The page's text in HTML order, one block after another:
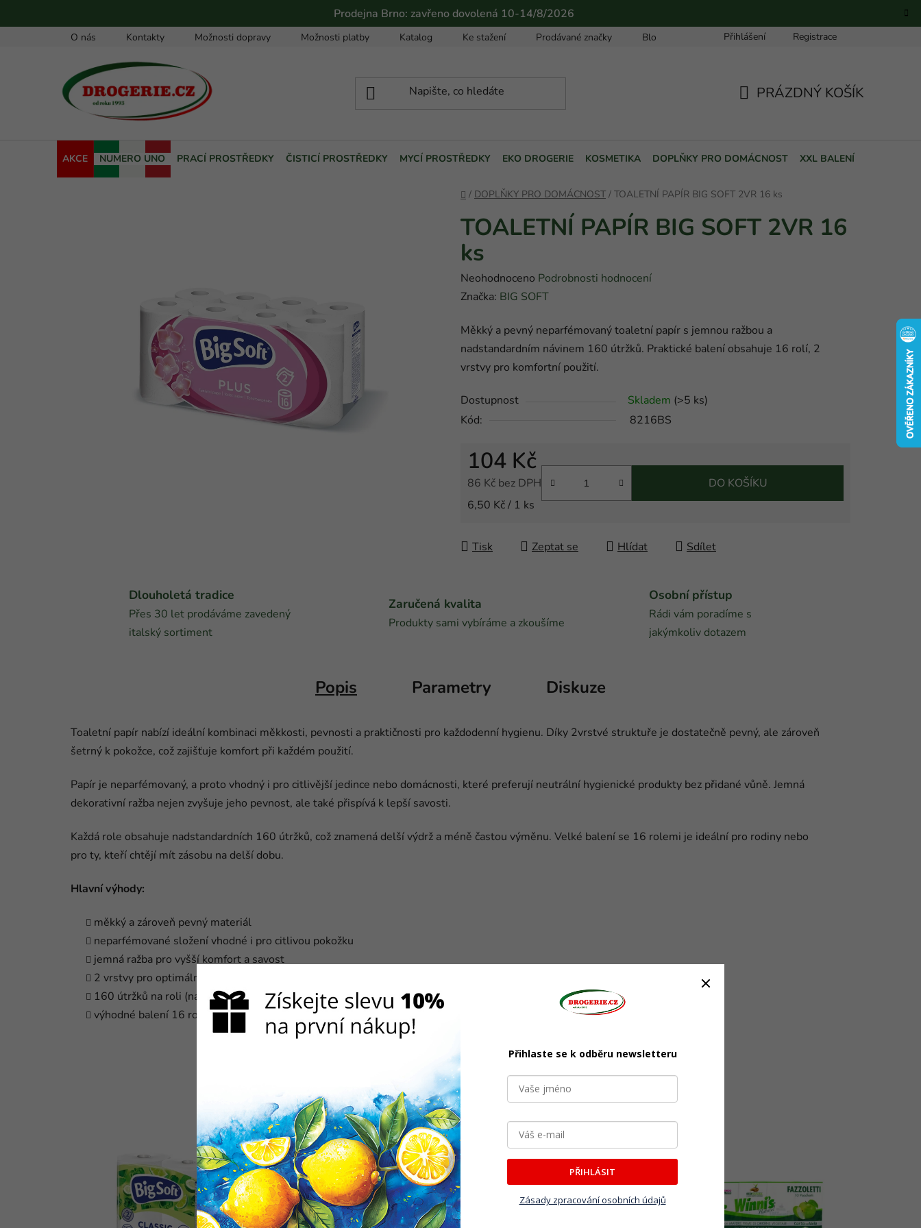
Prodejna Brno: zavřeno dovolená 10-14/8/2026
O nás Kontakty Možnosti dopravy Možnosti platby Katalog Ke stažení Prodávané značky Blog Přihlášení Registrace
PRÁZDNÝ KOŠÍK
AKCE NUMERO UNO PRACÍ PROSTŘEDKY ČISTICÍ PROSTŘEDKY MYCÍ PROSTŘEDKY EKO DROGERIE KOSMETIKA DOPLŇKY PRO DOMÁCNOST XXL BALENÍ
Domů
/ DOPLŇKY PRO DOMÁCNOST / TOALETNÍ PAPÍR BIG SOFT 2VR 16 ks
TOALETNÍ PAPÍR BIG SOFT 2VR 16
ks
Průměrné
hodnocení
je
0,0
z
hvězdiček.
Neohodnoceno Podrobnosti hodnocení
Značka: BIG SOFT
Měkký a pevný neparfémovaný toaletní papír s jemnou ražbou a
nadstandardním návinem 160 útržků. Praktické balení obsahuje 16 rolí, 2
vrstvy pro komfortní použití.
Dostupnost Skladem (>5 ks)
Kód:
8216BS
104 Kč
86 Kč bez DPH
Měrná cena:
6,50 Kč / 1 ks
DO KOŠÍKU
Tisk Zeptat se Hlídat Sdílet
Dlouholetá tradice
Přes 30 let prodáváme zavedený
italský sortiment
Zaručená kvalita
Produkty sami vybíráme a zkoušíme
Osobní přístup
Rádi vám poradíme s
jakýmkoliv dotazem
Popis Parametry Diskuze
Toaletní papír nabízí ideální kombinaci měkkosti, pevnosti a praktičnosti pro každodenní hygienu. Díky 2vrstvé struktuře je dostatečně pevný, ale zároveň
šetrný k pokožce, což zajišťuje komfort při každém použití.
Papír je neparfémovaný, a proto vhodný i pro citlivější jedince nebo domácnosti, které preferují neutrální hygienické produkty bez přidané vůně. Jemná
dekorativní ražba nejen zvyšuje jeho pevnost, ale také přispívá k lepší savosti.
Každá role obsahuje nadstandardních 160 útržků, což znamená delší výdrž a méně častou výměnu. Velké balení se 16 rolemi je ideální pro rodiny nebo
pro ty, kteří chtějí mít zásobu na delší dobu.
Hlavní výhody:
měkký a zároveň pevný materiál
neparfémované složení vhodné i pro citlivou pokožku
jemná ražba pro vyšší komfort a savost
2 vrstvy pro optimální pevnost
160 útržků na roli (nadstandardní návin)
výhodné balení 16 rolí
Související produkty
Přihlaste se k odběru newsletteru
PŘIHLÁSIT
Zásady zpracování osobních údajů